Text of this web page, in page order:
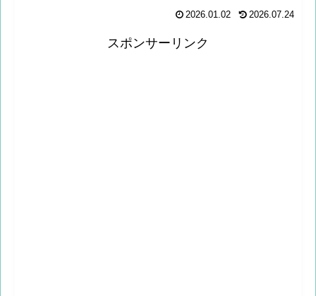
2026.01.02 2026.07.24
スポンサーリンク